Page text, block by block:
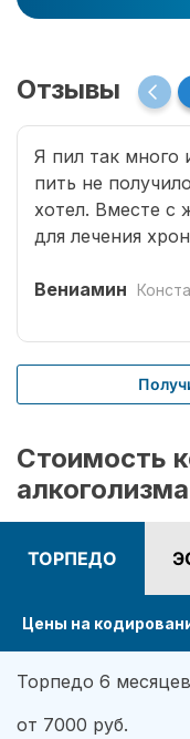
Отзывы
Я пил так много
пить не
хотел. Вместе с
для лечения
сроком на три
лечение.
несколько
для меня. Я
конечно не
состою. И вот
но я пить не
употребления
Вениамин
Стоимость
ТОРПЕДО
Цены на
Торпедо 6 месяцев
от 7000 руб.